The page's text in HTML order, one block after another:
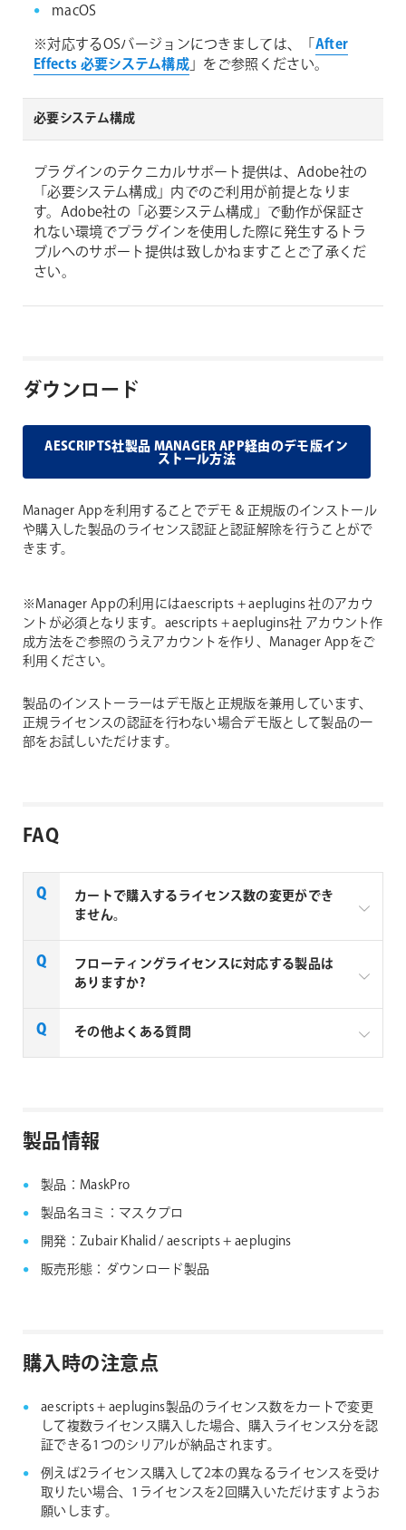
macOS
※対応するOSバージョンにつきましては、「 After
Effects 必要システム構成」をご参照ください。
必要システム構成
プラグインのテクニカルサポート提供は、Adobe社の
「必要システム構成」内でのご利用が前提となりま
す。Adobe社の「必要システム構成」で動作が保証さ
れない環境でプラグインを使用した際に発生するトラ
ブルへのサポート提供は致しかねますことご了承くだ
さい。
ダウンロード
AESCRIPTS社製品 MANAGER APP経由のデモ版イン
ストール方法
Manager Appを利用することでデモ & 正規版のインストール
や購入した製品のライセンス認証と認証解除を行うことがで
きます。
※Manager Appの利用にはaescripts + aeplugins 社のアカウ
ントが必須となります。aescripts + aeplugins社 アカウント作
成方法をご参照のうえアカウントを作り、Manager Appをご
利用ください。
製品のインストーラーはデモ版と正規版を兼用しています、
正規ライセンスの認証を行わない場合デモ版として製品の一
部をお試しいただけます。
FAQ
カートで購入するライセンス数の変更ができ
ません。
aescripts + aeplugins製品のを複数ライセンスご購入
の場合はお見積りベースでの販売となります。複数ラ
せください。
フローティングライセンスに対応する製品は
ありますか?
一部製品でフローティングライセンスの取扱いがあり
aescripts + aeplugins社 フローティングライセン
その他よくある質問
製品情報
製品：MaskPro
製品名ヨミ：マスクプロ
開発：Zubair Khalid / aescripts + aeplugins
販売形態：ダウンロード製品
購入時の注意点
aescripts + aeplugins製品のライセンス数をカートで変更
して複数ライセンス購入した場合、購入ライセンス分を認
証できる1つのシリアルが納品されます。
例えば2ライセンス購入して2本の異なるライセンスを受け
取りたい場合、1ライセンスを2回購入いただけますようお
願いします。